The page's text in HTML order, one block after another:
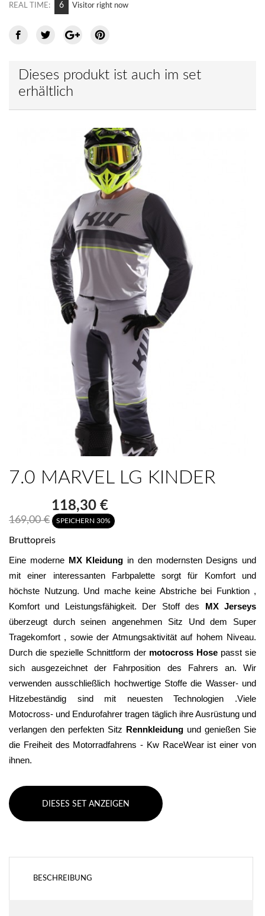
REAL TIME: 11 Visitor right now
Dieses produkt ist auch im set
erhältlich
7.0 MARVEL LG KINDER
169,00 €
118,30 €
SPEICHERN 30%
Bruttopreis
Eine moderne MX Kleidung in den modernsten Designs und
mit einer interessanten Farbpalette sorgt für Komfort und
höchste Nutzung. Und mache keine Abstriche bei Funktion ,
Komfort und Leistungsfähigkeit. Der Stoff des
MX Jerseys
überzeugt durch seinen angenehmen Sitz Und dem Super
Tragekomfort , sowie der Atmungsaktivität auf hohem Niveau.
Durch die spezielle Schnittform der motocross Hose passt sie
sich ausgezeichnet der Fahrposition des Fahrers an. Wir
verwenden ausschließlich hochwertige Stoffe die Wasser- und
Hitzebeständig sind mit neuesten Technologien .Viele
Motocross- und Endurofahrer tragen täglich ihre Ausrüstung und
verlangen den perfekten Sitz
Rennkleidung und genießen Sie
die Freiheit des Motorradfahrens - Kw RaceWear ist einer von
ihnen.
DIESES SET ANZEIGEN
BESCHREIBUNG